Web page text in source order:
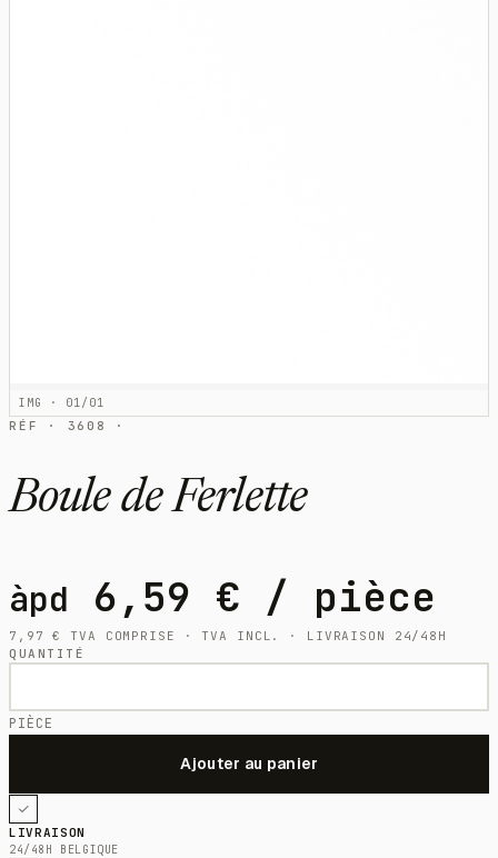
IMG · 01/01
RÉF · 3608 ·
Boule de Ferlette
àpd 6,59 € / pièce
7,97€
TVA COMPRISE · TVA INCL. · LIVRAISON 24/48H
QUANTITÉ
PIÈCE
LIVRAISON
24/48H BELGIQUE